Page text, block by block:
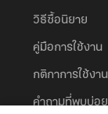
วิธีซื้อนิยาย
คู่มือการใช้งาน
กติกาการใช้งาน
คำถามที่พบบ่อย